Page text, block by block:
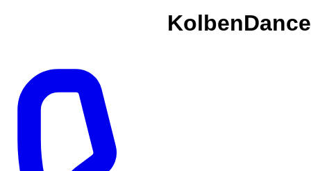
KolbenDance